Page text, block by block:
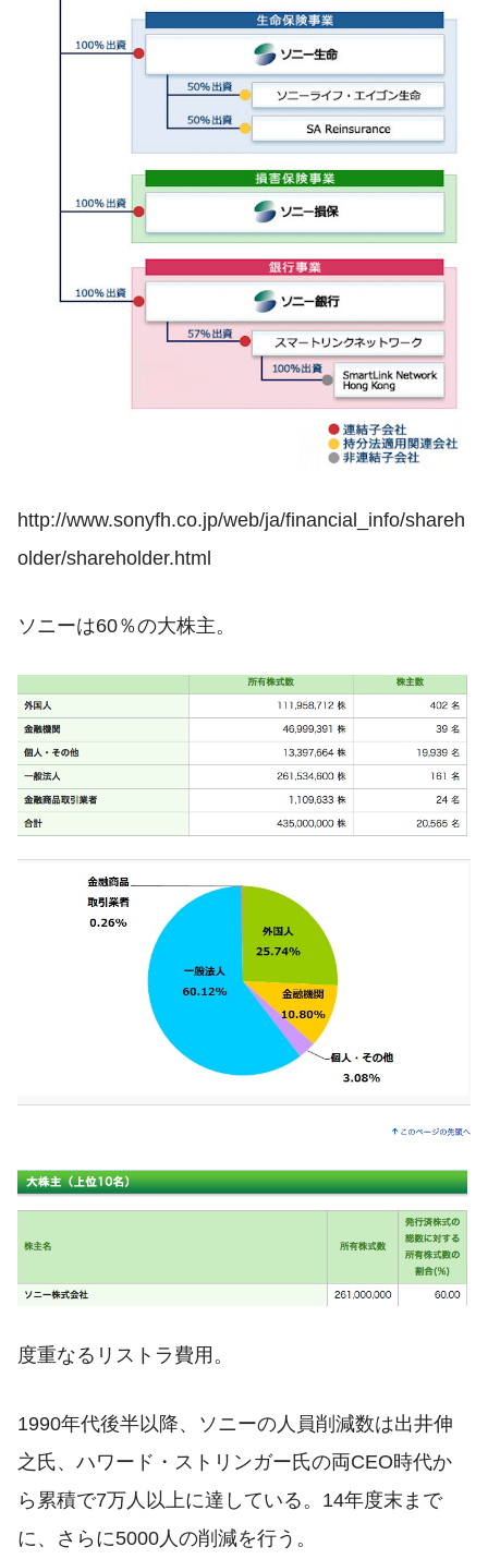
http://www.sonyfh.co.jp/web/ja/financial_info/shareh
older/shareholder.html
ソニーは60％の大株主。
度重なるリストラ費用。
1990年代後半以降、ソニーの人員削減数は出井伸
之氏、ハワード・ストリンガー氏の両CEO時代か
ら累積で7万人以上に達している。14年度末まで
に、さらに5000人の削減を行う。